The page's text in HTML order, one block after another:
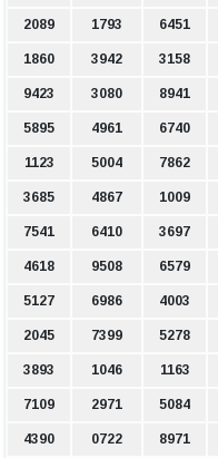
2089 1793 6451
1860 3942 3158
9423 3080 8941
5895 4961 6740
1123 5004 7862
3685 4867 1009
7541 6410 3697
4618 9508 6579
5127 6986 4003
2045 7399 5278
3893 1046 1163
7109 2971 5084
4390 0722 8971